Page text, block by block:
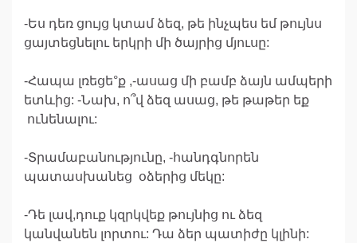
-Ես դեռ ցույց կտամ ձեզ, թե ինչպես եմ թույնս
ցայտեցնելու երկրի մի ծայրից մյուսը:
-Հապա լռեցե°ք ,-ասաց մի բամբ ձայն ամպերի
ետևից: -Նախ, ո՞վ ձեզ ասաց, թե թաթեր եք
ունենալու:
-Տրամաբանությունը, -հանդգնորեն
պատասխանեց օձերից մեկը:
-Դե լավ,դուք կզրկվեք թույնից ու ձեզ
կանվանեն լորտու: Դա ձեր պատիժը կլինի: